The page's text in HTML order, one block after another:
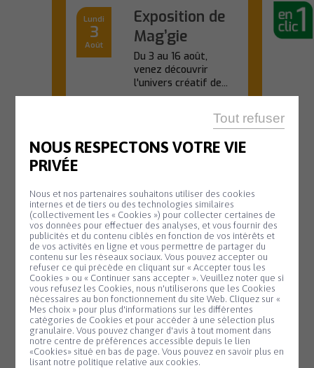
Panneau de gestion des cookies
NOUS RESPECTONS VOTRE VIE
PRIVÉE
Nous et nos partenaires souhaitons utiliser des cookies
internes et de tiers ou des technologies similaires
(collectivement les « Cookies ») pour collecter certaines de
vos données pour effectuer des analyses, et vous fournir des
publicités et du contenu ciblés en fonction de vos intérêts et
de vos activités en ligne et vous permettre de partager du
contenu sur les réseaux sociaux. Vous pouvez accepter ou
refuser ce qui précède en cliquant sur « Accepter tous les
Cookies » ou « Continuer sans accepter ». Veuillez noter que si
vous refusez les Cookies, nous n'utiliserons que les Cookies
nécessaires au bon fonctionnement du site Web. Cliquez sur «
Mes choix » pour plus d'informations sur les différentes
catégories de Cookies et pour accéder à une sélection plus
granulaire. Vous pouvez changer d'avis à tout moment dans
notre centre de préférences accessible depuis le lien
«Cookies» situé en bas de page. Vous pouvez en savoir plus en
lisant notre politique relative aux cookies.
Tout refuser
Lundi
3
Août
Exposition de
Mag’gie
Du 3 au 16 août,
venez découvrir
l'univers créatif de...
20 H 45
Mardi
11
Août
Animation
biodiversité –
Nuit de la
chauve-souris
#2
Partez à la
découverte des
chauves-souris lors
d'une sortie nature...